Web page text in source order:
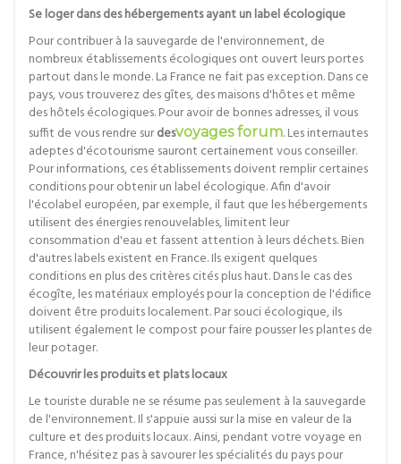
Se loger dans des hébergements ayant un label écologique
Pour contribuer à la sauvegarde de l'environnement, de
nombreux établissements écologiques ont ouvert leurs portes
partout dans le monde. La France ne fait pas exception. Dans ce
pays, vous trouverez des gîtes, des maisons d'hôtes et même
des hôtels écologiques. Pour avoir de bonnes adresses, il vous
suffit de vous rendre surdesvoyages forum. Les internautes
adeptes d'écotourisme sauront certainement vous conseiller.
Pour informations, ces établissements doivent remplir certaines
conditions pour obtenir un label écologique. Afin d'avoir
l'écolabel européen, par exemple, il faut que les hébergements
utilisent des énergies renouvelables, limitent leur
consommation d'eau et fassent attention à leurs déchets. Bien
d'autres labels existent en France. Ils exigent quelques
conditions en plus des critères cités plus haut. Dans le cas des
écogîte, les matériaux employés pour la conception de l'édifice
doivent être produits localement. Par souci écologique, ils
utilisent également le compost pour faire pousser les plantes de
leur potager.
Découvrir les produits et plats locaux
Le touriste durable ne se résume pas seulement à la sauvegarde
de l'environnement. Il s'appuie aussi sur la mise en valeur de la
culture et des produits locaux. Ainsi, pendant votre voyage en
France, n'hésitez pas à savourer les spécialités du pays pour